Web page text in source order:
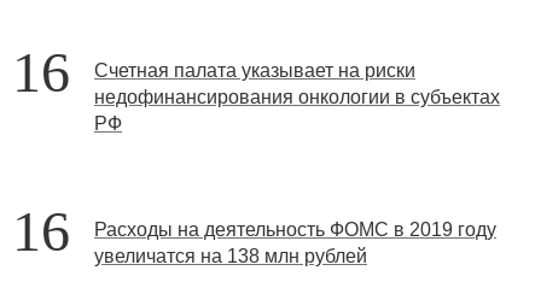
16
Счетная палата указывает на риски
недофинансирования онкологии в субъектах
РФ
16
Расходы на деятельность ФОМС в 2019 году
увеличатся на 138 млн рублей